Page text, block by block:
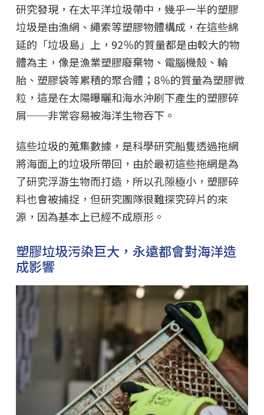
研究發現，在太平洋垃圾帶中，幾乎一半的塑膠
垃圾是由漁網、繩索等塑膠物體構成，在這些綿
延的「垃圾島」上，92％的質量都是由較大的物
體為主，像是漁業塑膠廢棄物、電腦機殼、輪
胎、塑膠袋等累積的聚合體；8％的質量為塑膠微
粒，這是在太陽曝曬和海水沖刷下產生的塑膠碎
屑──非常容易被海洋生物吞下。
這些垃圾的蒐集數據，是科學研究船隻透過拖網
將海面上的垃圾所帶回，由於最初這些拖網是為
了研究浮游生物而打造，所以孔隙極小，塑膠碎
料也會被捕捉，但研究團隊很難探究碎片的來
源，因為基本上已經不成原形。
塑膠垃圾污染巨大，永遠都會對海洋造
成影響